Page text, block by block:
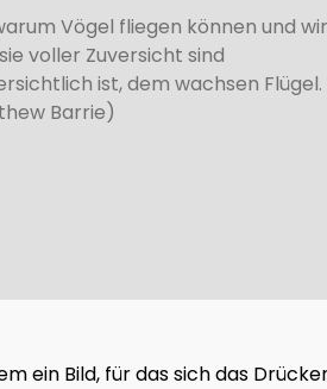
Vögel fliegen können und
voller Zuversicht sind
ist, dem wachsen Flügel.
Barrie)
ein Bild, für das sich das